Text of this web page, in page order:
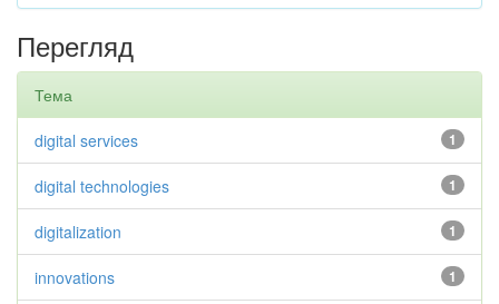
Перегляд
Тема
1
digital services
1
digital technologies
1
digitalization
1
innovations